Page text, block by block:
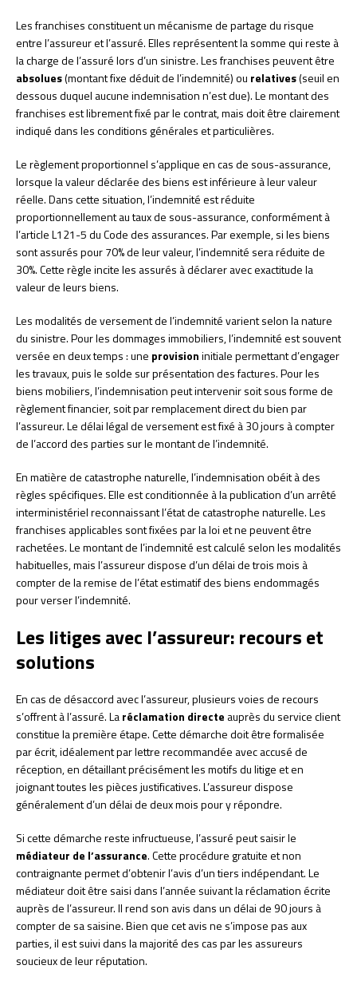
Les franchises constituent un mécanisme de partage du risque
entre l’assureur et l’assuré. Elles représentent la somme qui reste à
la charge de l’assuré lors d’un sinistre. Les franchises peuvent être
absolues(montant fixe déduit de l’indemnité) ou relatives(seuil en
dessous duquel aucune indemnisation n’est due). Le montant des
franchises est librement fixé par le contrat, mais doit être clairement
indiqué dans les conditions générales et particulières.
Le règlement proportionnel s’applique en cas de sous-assurance,
lorsque la valeur déclarée des biens est inférieure à leur valeur
réelle. Dans cette situation, l’indemnité est réduite
proportionnellement au taux de sous-assurance, conformément à
l’article L121-5 du Code des assurances. Par exemple, si les biens
sont assurés pour 70% de leur valeur, l’indemnité sera réduite de
30%. Cette règle incite les assurés à déclarer avec exactitude la
valeur de leurs biens.
Les modalités de versement de l’indemnité varient selon la nature
du sinistre. Pour les dommages immobiliers, l’indemnité est souvent
versée en deux temps : une provisioninitiale permettant d’engager
les travaux, puis le solde sur présentation des factures. Pour les
biens mobiliers, l’indemnisation peut intervenir soit sous forme de
règlement financier, soit par remplacement direct du bien par
l’assureur. Le délai légal de versement est fixé à 30 jours à compter
de l’accord des parties sur le montant de l’indemnité.
En matière de catastrophe naturelle, l’indemnisation obéit à des
règles spécifiques. Elle est conditionnée à la publication d’un arrêté
interministériel reconnaissant l’état de catastrophe naturelle. Les
franchises applicables sont fixées par la loi et ne peuvent être
rachetées. Le montant de l’indemnité est calculé selon les modalités
habituelles, mais l’assureur dispose d’un délai de trois mois à
compter de la remise de l’état estimatif des biens endommagés
pour verser l’indemnité.
Les litiges avec l’assureur: recours et
solutions
En cas de désaccord avec l’assureur, plusieurs voies de recours
s’offrent à l’assuré. Laréclamation directe auprès du service client
constitue la première étape. Cette démarche doit être formalisée
par écrit, idéalement par lettre recommandée avec accusé de
réception, en détaillant précisément les motifs du litige et en
joignant toutes les pièces justificatives. L’assureur dispose
généralement d’un délai de deux mois pour y répondre.
Si cette démarche reste infructueuse, l’assuré peut saisir le
médiateur de l’assurance. Cette procédure gratuite et non
contraignante permet d’obtenir l’avis d’un tiers indépendant. Le
médiateur doit être saisi dans l’année suivant la réclamation écrite
auprès de l’assureur. Il rend son avis dans un délai de 90 jours à
compter de sa saisine. Bien que cet avis ne s’impose pas aux
parties, il est suivi dans la majorité des cas par les assureurs
soucieux de leur réputation.